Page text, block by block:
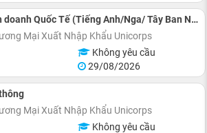
Nhân viên Kinh doanh Quốc Tế (Tiếng Anh/Nga/ Tây Ban Nha)
Mại Xuất Nhập Khẩu Unicorps
Không yêu cầu
29/08/2026
Mại Xuất Nhập Khẩu Unicorps
Không yêu cầu